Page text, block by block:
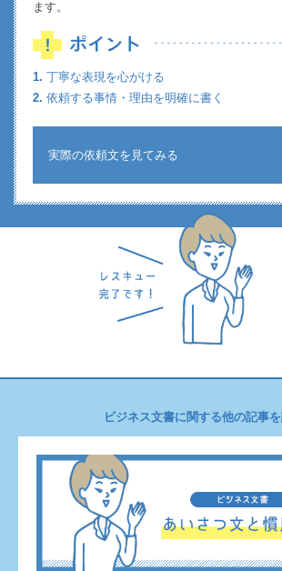
ます。
1. 丁寧な表現を心がける
2. 依頼する事情・理由を明確に書く
実際の依頼文を見てみる
ビジネス文書に関する他の記事